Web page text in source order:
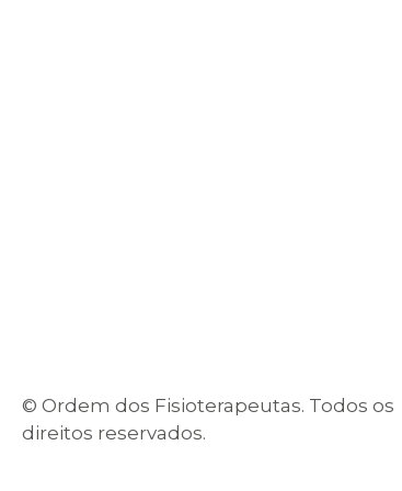
© Ordem dos Fisioterapeutas. Todos os
direitos reservados.